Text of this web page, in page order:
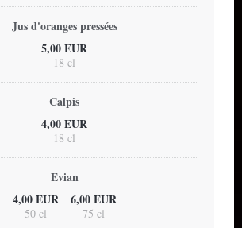
Jus d'oranges pressées
5,00 EUR
18 cl
Calpis
4,00 EUR
18 cl
Evian
4,00 EUR
50 cl
6,00 EUR
75 cl